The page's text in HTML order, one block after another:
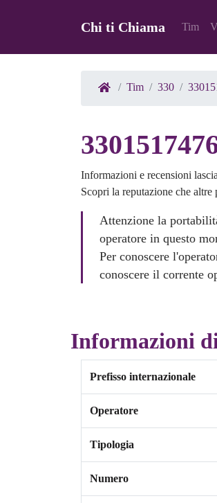
Chi ti Chiama Tim
Tim 330
Informazioni e recensioni
Scopri la reputazione che altre
Attenzione la
operatore in questo
Per conoscere
conoscere il corrente
Informazioni
Prefisso internazionale
Operatore
Tipologia
Numero